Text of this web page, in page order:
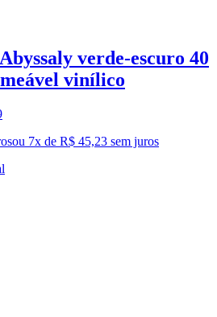
verde-escuro 40
vinílico
ou 7x de R$ 45,23 sem juros